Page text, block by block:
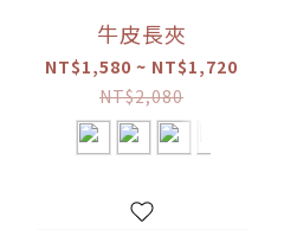
牛皮長夾
NT$1,580 ~ NT$1,720
NT$2,080